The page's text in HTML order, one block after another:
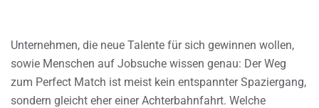
Unternehmen, die neue Talente für sich gewinnen wollen,
sowie Menschen auf Jobsuche wissen genau: Der Weg
zum Perfect Match ist meist kein entspannter Spaziergang,
sondern gleicht eher einer Achterbahnfahrt. Welche